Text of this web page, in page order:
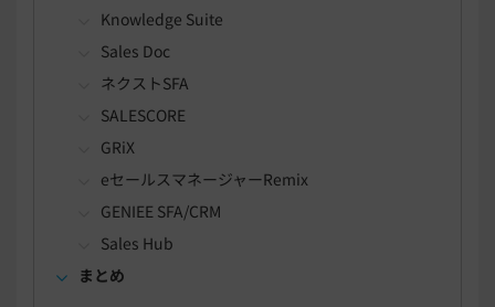
Knowledge Suite
Sales Doc
ネクストSFA
SALESCORE
GRiX
eセールスマネージャーRemix
GENIEE SFA/CRM
Sales Hub
まとめ